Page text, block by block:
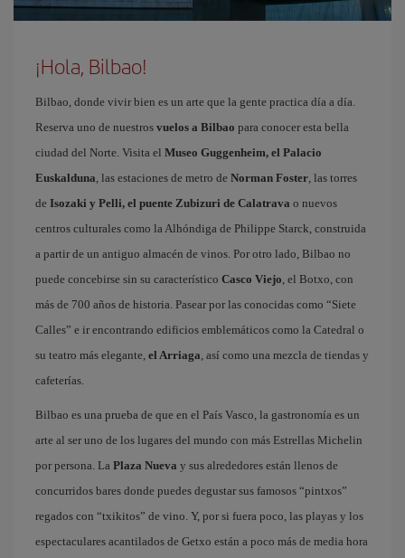
¡Hola, Bilbao!
Bilbao, donde vivir bien es un arte que la gente practica día a día.
Reserva uno de nuestros vuelos a Bilbao para conocer esta bella
ciudad del Norte. Visita el Museo Guggenheim, el Palacio
Euskalduna, las estaciones de metro de Norman Foster, las torres
de Isozaki y Pelli, el puente Zubizuri de Calatrava o nuevos
centros culturales como la Alhóndiga de Philippe Starck, construida
a partir de un antiguo almacén de vinos. Por otro lado, Bilbao no
puede concebirse sin su característico Casco Viejo, el Botxo, con
más de 700 años de historia. Pasear por las conocidas como “Siete
Calles” e ir encontrando edificios emblemáticos como la Catedral o
su teatro más elegante, el Arriaga, así como una mezcla de tiendas y
cafeterías.
Bilbao es una prueba de que en el País Vasco, la gastronomía es un
arte al ser uno de los lugares del mundo con más Estrellas Michelin
por persona. La Plaza Nueva y sus alrededores están llenos de
concurridos bares donde puedes degustar sus famosos “pintxos”
regados con “txikitos” de vino. Y, por si fuera poco, las playas y los
espectaculares acantilados de Getxo están a poco más de media hora